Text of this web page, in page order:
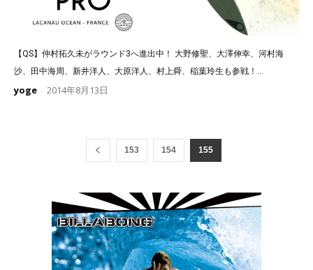
【QS】仲村拓久未がラウンド3へ進出中！ 大野修聖、大澤伸幸、河村海
沙、田中海周、新井洋人、大原洋人、村上舜、稲葉玲生も参戦！...
yoge - 2014年8月13日
153 154 155